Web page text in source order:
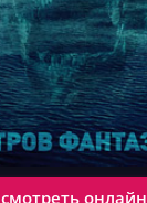
смотреть онлайн